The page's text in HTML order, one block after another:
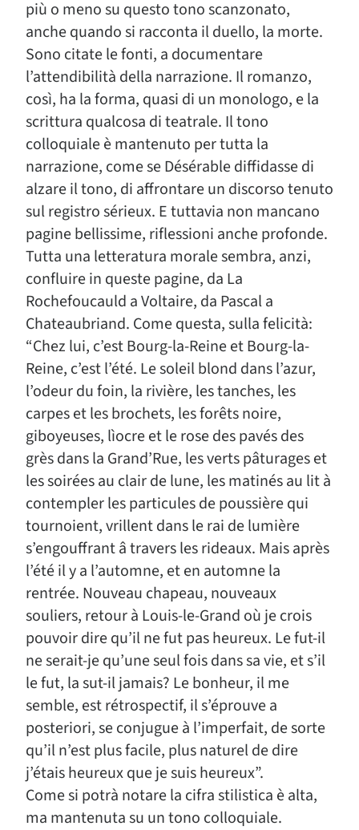
più o meno su questo tono scanzonato,
anche quando si racconta il duello, la morte.
Sono citate le fonti, a documentare
l’attendibilità della narrazione. Il romanzo,
così, ha la forma, quasi di un monologo, e la
scrittura qualcosa di teatrale. Il tono
colloquiale è mantenuto per tutta la
narrazione, come se Désérable diffidasse di
alzare il tono, di affrontare un discorso tenuto
sul registro sérieux. E tuttavia non mancano
pagine bellissime, riflessioni anche profonde.
Tutta una letteratura morale sembra, anzi,
confluire in queste pagine, da La
Rochefoucauld a Voltaire, da Pascal a
Chateaubriand. Come questa, sulla felicità:
“Chez lui, c’est Bourg-la-Reine et Bourg-la-
Reine, c’est l’été. Le soleil blond dans l’azur,
l’odeur du foin, la rivière, les tanches, les
carpes et les brochets, les forêts noire,
giboyeuses, lìocre et le rose des pavés des
grès dans la Grand’Rue, les verts pâturages et
les soirées au clair de lune, les matinés au lit à
contempler les particules de poussière qui
tournoient, vrillent dans le rai de lumière
s’engouffrant â travers les rideaux. Mais après
l’été il y a l’automne, et en automne la
rentrée. Nouveau chapeau, nouveaux
souliers, retour à Louis-le-Grand où je crois
pouvoir dire qu’il ne fut pas heureux. Le fut-il
ne serait-je qu’une seul fois dans sa vie, et s’il
le fut, la sut-il jamais? Le bonheur, il me
semble, est rétrospectif, il s’éprouve a
posteriori, se conjugue à l’imperfait, de sorte
qu’il n’est plus facile, plus naturel de dire
j’étais heureux que je suis heureux”.
Come si potrà notare la cifra stilistica è alta,
ma mantenuta su un tono colloquiale.